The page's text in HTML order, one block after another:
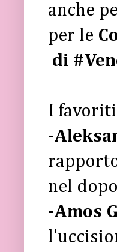
anche
per le
di
I favoriti
-
nel
-Amos